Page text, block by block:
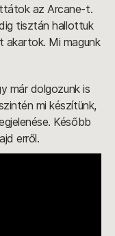
az Arcane-t.
tisztán hallottuk
Mi magunk
már dolgozunk is
mi készítünk,
Később
erről.